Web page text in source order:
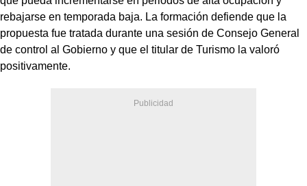
rebajarse en temporada baja. La formación defiende que la
propuesta fue tratada durante una sesión de Consejo General
de control al Gobierno y que el titular de Turismo la valoró
positivamente.